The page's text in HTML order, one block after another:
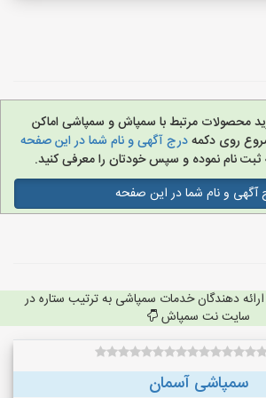
محصولات مرتبط با سمپاش و سمپاشی اماکن
روی دکمهدرج آگهی و نام شما در این صفحه
نام نموده و سپس خودتان را معرفی کنید.
آگهی و نام شما در این صفحه
دهندگان خدمات سمپاشی به ترتیب ستاره در
سایت نت سمپاش
سمپاشی آسمان